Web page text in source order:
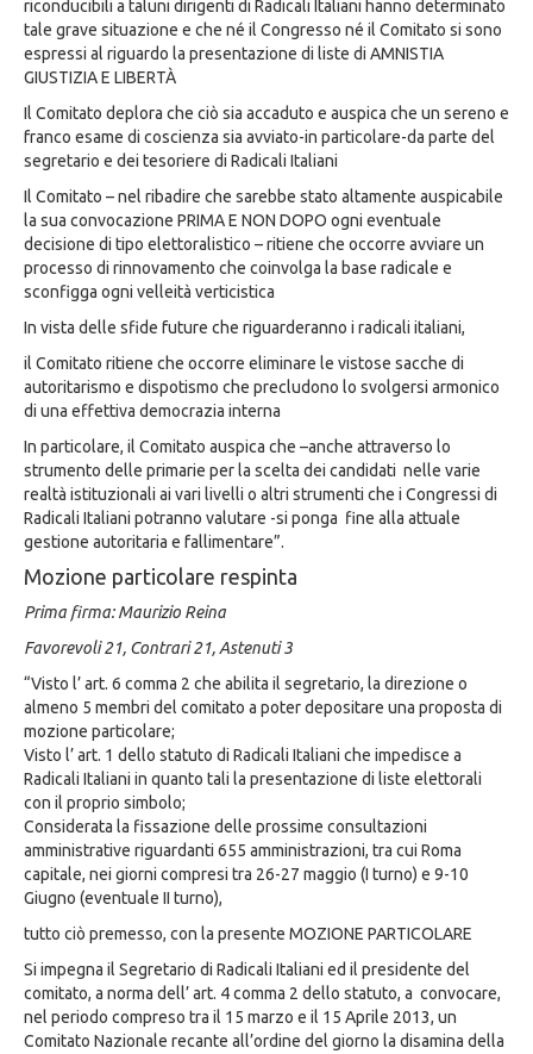
riconducibili a taluni dirigenti di Radicali Italiani hanno determinato
tale grave situazione e che né il Congresso né il Comitato si sono
espressi al riguardo la presentazione di liste di AMNISTIA
GIUSTIZIA E LIBERTÀ
Il Comitato deplora che ciò sia accaduto e auspica che un sereno e
franco esame di coscienza sia avviato-in particolare-da parte del
segretario e dei tesoriere di Radicali Italiani
Il Comitato – nel ribadire che sarebbe stato altamente auspicabile
la sua convocazione PRIMA E NON DOPO ogni eventuale
decisione di tipo elettoralistico – ritiene che occorre avviare un
processo di rinnovamento che coinvolga la base radicale e
sconfigga ogni velleità verticistica
In vista delle sfide future che riguarderanno i radicali italiani,
il Comitato ritiene che occorre eliminare le vistose sacche di
autoritarismo e dispotismo che precludono lo svolgersi armonico
di una effettiva democrazia interna
In particolare, il Comitato auspica che –anche attraverso lo
strumento delle primarie per la scelta dei candidati nelle varie
realtà istituzionali ai vari livelli o altri strumenti che i Congressi di
Radicali Italiani potranno valutare -si ponga fine alla attuale
gestione autoritaria e fallimentare”.
Mozione particolare respinta
Prima firma: Maurizio Reina
Favorevoli 21, Contrari 21, Astenuti 3
“Visto l’ art. 6 comma 2 che abilita il segretario, la direzione o
almeno 5 membri del comitato a poter depositare una proposta di
mozione particolare;
Visto l’ art. 1 dello statuto di Radicali Italiani che impedisce a
Radicali Italiani in quanto tali la presentazione di liste elettorali
con il proprio simbolo;
Considerata la fissazione delle prossime consultazioni
amministrative riguardanti 655 amministrazioni, tra cui Roma
capitale, nei giorni compresi tra 26-27 maggio (I turno) e 9-10
Giugno (eventuale II turno),
tutto ciò premesso, con la presente MOZIONE PARTICOLARE
Si impegna il Segretario di Radicali Italiani ed il presidente del
comitato, a norma dell’ art. 4 comma 2 dello statuto, a convocare,
nel periodo compreso tra il 15 marzo e il 15 Aprile 2013, un
Comitato Nazionale recante all’ordine del giorno la disamina della